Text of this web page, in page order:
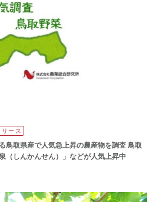
リース
鳥取県産で人気急上昇の農産物を調査 鳥取
（しんかんせん）」などが人気上昇中